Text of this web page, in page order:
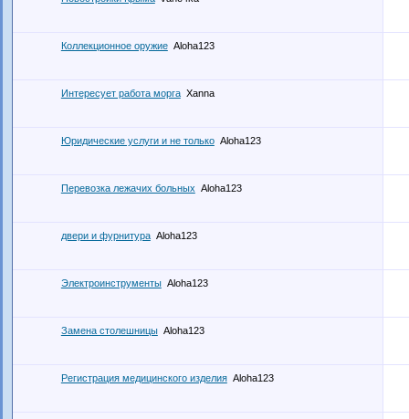
Коллекционное оружие Aloha123
Интересует работа морга Xanna
Юридические услуги и не только Aloha123
Перевозка лежачих больных Aloha123
двери и фурнитура Aloha123
Электроинструменты Aloha123
Замена столешницы Aloha123
Регистрация медицинского изделия Aloha123